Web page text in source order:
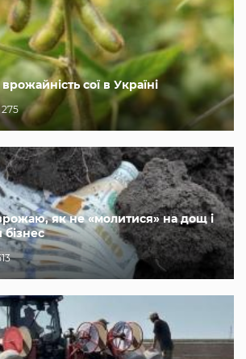
сої в Україні
275
як не «молитися» на дощ і
бізнес